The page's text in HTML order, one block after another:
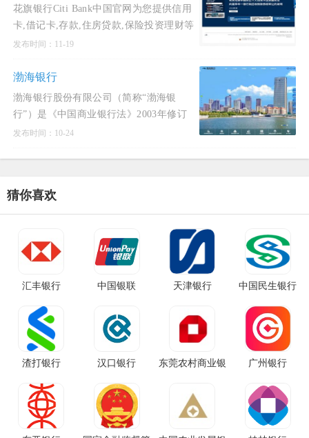
花旗银行Citi Bank中国官网为您提供信用
卡,借记卡,存款,住房贷款,保险投资理财等
环球银行金融服务,诚邀您的关注.花旗集
其在提供跨境服
发布时间：11-19
渤海银行
渤海银行股份有限公司（简称“渤海银
行”）是《中国商业银行法》2003年修订
以来，唯一一家全新成立的全国性股份制
发布时间：10-24
猜你喜欢
汇丰银行 中国银联 天津银行 中国民生银行
渣打银行 汉口银行
东莞农村商业银
广州银行